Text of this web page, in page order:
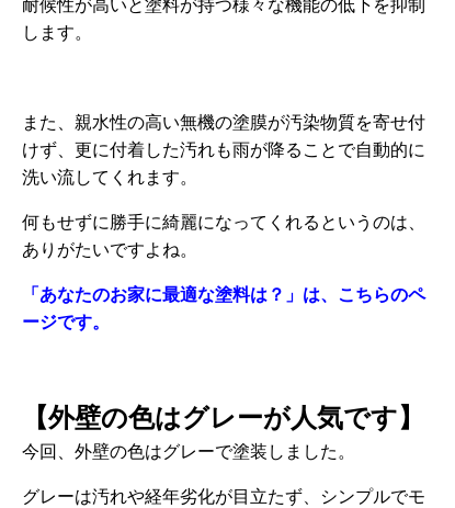
します。
また、親水性の高い無機の塗膜が汚染物質を寄せ付
けず、更に付着した汚れも雨が降ることで自動的に
洗い流してくれます。
何もせずに勝手に綺麗になってくれるというのは、
ありがたいですよね。
「あなたのお家に最適な塗料は？」は、こちらのペ
ージです。
【外壁の色はグレーが人気です】
今回、外壁の色はグレーで塗装しました。
グレーは汚れや経年劣化が目立たず、シンプルでモ